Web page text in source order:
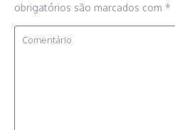
obrigatórios são marcados com *